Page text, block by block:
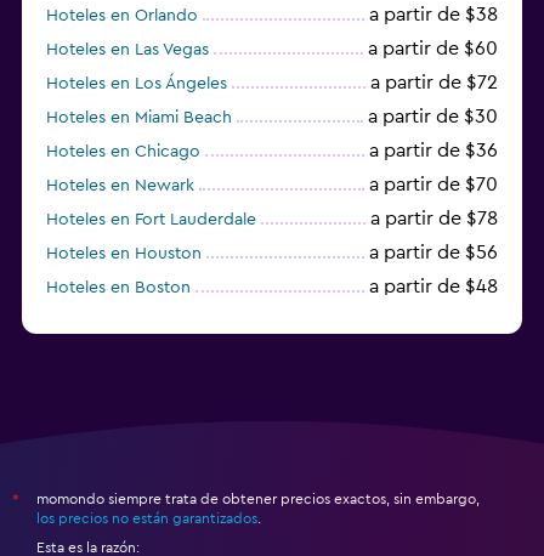
Hoteles en Orlando a partir de $38
Hoteles en Las Vegas a partir de $60
Hoteles en Los Ángeles a partir de $72
Hoteles en Miami Beach a partir de $30
Hoteles en Chicago a partir de $36
Hoteles en Newark a partir de $70
Hoteles en Fort Lauderdale a partir de $78
Hoteles en Houston a partir de $56
Hoteles en Boston a partir de $48
*
momondo siempre trata de obtener precios exactos, sin embargo,
los precios no están garantizados
Esta es la razón: